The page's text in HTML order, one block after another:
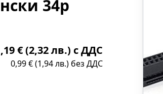
34p
€ (2,32 лв.) с ДДС
0,99 € (1,94 лв.) без ДДС